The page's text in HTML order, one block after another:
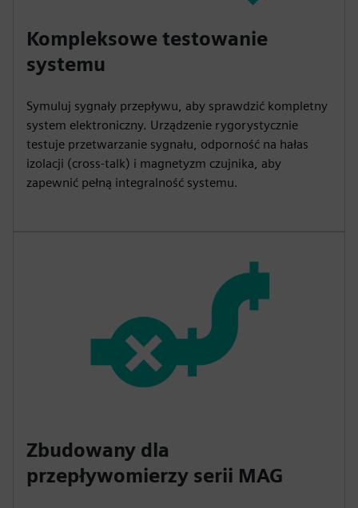
Kompleksowe testowanie
systemu
Symuluj sygnały przepływu, aby sprawdzić kompletny
system elektroniczny. Urządzenie rygorystycznie
testuje przetwarzanie sygnału, odporność na hałas
izolacji (cross-talk) i magnetyzm czujnika, aby
zapewnić pełną integralność systemu.
Zbudowany dla
przepływomierzy serii MAG